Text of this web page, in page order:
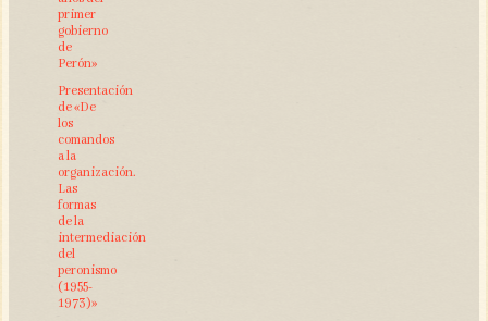
primer
gobierno
de
Perón»
Presentación
de «De
los
comandos
a la
organización.
Las
formas
de la
intermediación
del
peronismo
(1955-
1973)»